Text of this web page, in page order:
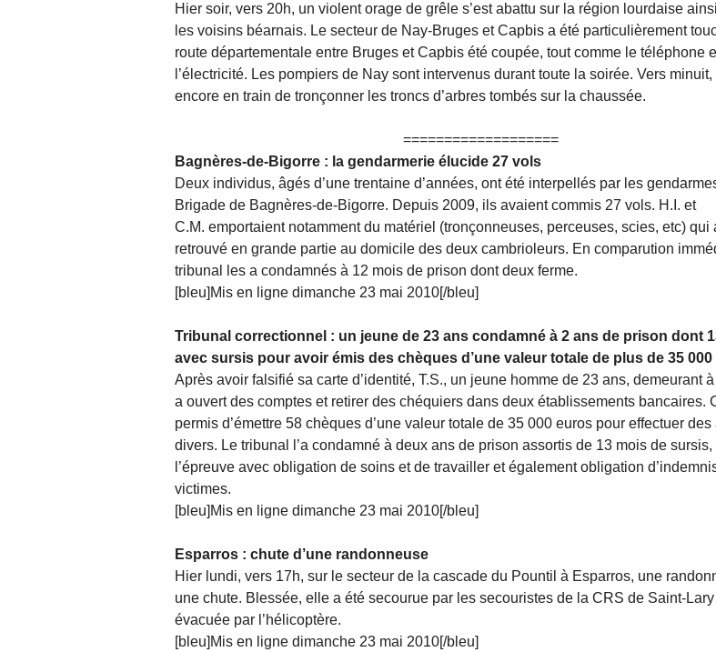
Hier soir, vers 20h, un violent orage de grêle s’est abattu sur la région lourdaise
les voisins béarnais. Le secteur de Nay-Bruges et Capbis a été particulièrement
route départementale entre Bruges et Capbis été coupée, tout comme le téléphone
l’électricité. Les pompiers de Nay sont intervenus durant toute la soirée. Vers
encore en train de tronçonner les troncs d’arbres tombés sur la chaussée.
===================
Bagnères-de-Bigorre : la gendarmerie élucide 27 vols
Deux individus, âgés d’une trentaine d’années, ont été interpellés par les
Brigade de Bagnères-de-Bigorre. Depuis 2009, ils avaient commis 27 vols. H.I. et
C.M. emportaient notamment du matériel (tronçonneuses, perceuses, scies, etc) qui
retrouvé en grande partie au domicile des deux cambrioleurs. En comparution
tribunal les a condamnés à 12 mois de prison dont deux ferme.
[bleu]Mis en ligne dimanche 23 mai 2010[/bleu]
Tribunal correctionnel : un jeune de 23 ans condamné à 2 ans de prison dont
avec sursis pour avoir émis des chèques d’une valeur totale de plus de 35
Après avoir falsifié sa carte d’identité, T.S., un jeune homme de 23 ans, demeurant
a ouvert des comptes et retirer des chéquiers dans deux établissements bancaires.
permis d’émettre 58 chèques d’une valeur totale de 35 000 euros pour effectuer des
divers. Le tribunal l’a condamné à deux ans de prison assortis de 13 mois de sursis,
l’épreuve avec obligation de soins et de travailler et également obligation
victimes.
[bleu]Mis en ligne dimanche 23 mai 2010[/bleu]
Esparros : chute d’une randonneuse
Hier lundi, vers 17h, sur le secteur de la cascade du Pountil à Esparros, une
une chute. Blessée, elle a été secourue par les secouristes de la CRS de Saint-
évacuée par l’hélicoptère.
[bleu]Mis en ligne dimanche 23 mai 2010[/bleu]